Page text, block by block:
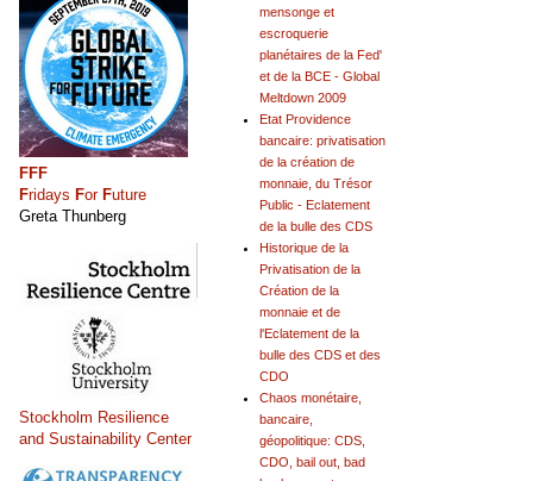
mensonge et
escroquerie
planétaires de la Fed'
et de la BCE - Global
Meltdown 2009
Etat Providence
bancaire: privatisation
de la création de
monnaie, du Trésor
Public - Eclatement
de la bulle des CDS
Historique de la
Privatisation de la
Création de la
monnaie et de
l'Eclatement de la
bulle des CDS et des
CDO
Chaos monétaire,
bancaire,
géopolitique: CDS,
CDO, bail out, bad
FFF
Fridays For Future
Greta Thunberg
Stockholm Resilience
and Sustainability Center